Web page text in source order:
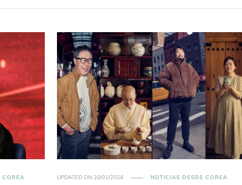
COREA UPDATED ON 20/01/2026 NOTICIAS DESDE COREA